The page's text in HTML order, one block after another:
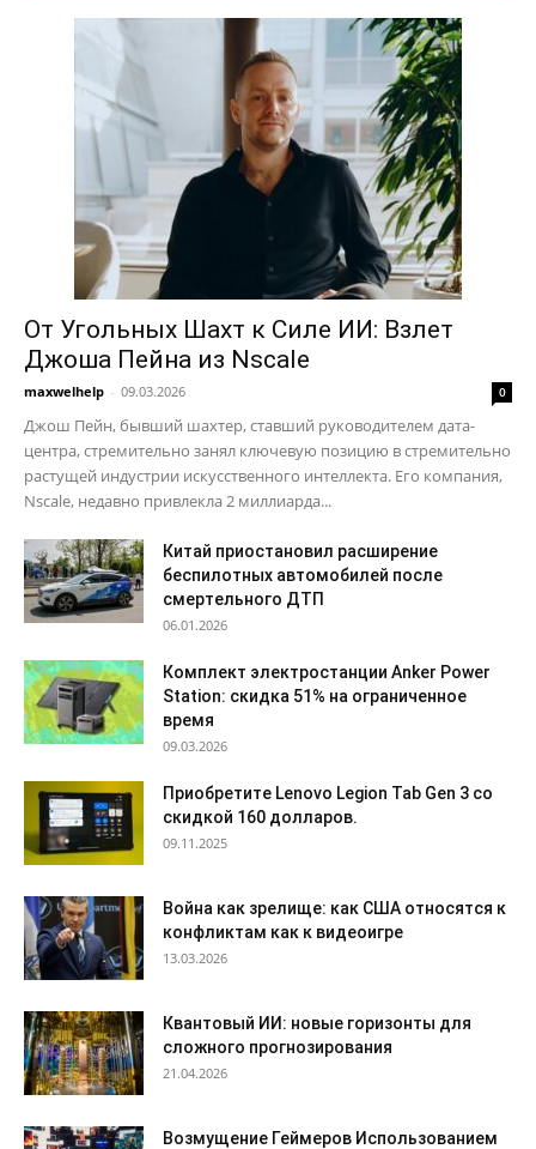
От Угольных Шахт к Силе ИИ: Взлет
Джоша Пейна из Nscale
maxwelhelp - 09.03.2026 0
Джош Пейн, бывший шахтер, ставший руководителем дата-
центра, стремительно занял ключевую позицию в стремительно
растущей индустрии искусственного интеллекта. Его компания,
Nscale, недавно привлекла 2 миллиарда...
Китай приостановил расширение
беспилотных автомобилей после
смертельного ДТП
06.01.2026
Комплект электростанции Anker Power
Station: скидка 51% на ограниченное
время
09.03.2026
Приобретите Lenovo Legion Tab Gen 3 со
скидкой 160 долларов.
09.11.2025
Война как зрелище: как США относятся к
конфликтам как к видеоигре
13.03.2026
Квантовый ИИ: новые горизонты для
сложного прогнозирования
21.04.2026
Возмущение Геймеров Использованием